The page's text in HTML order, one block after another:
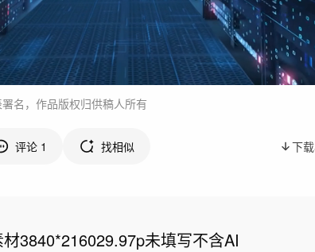
名，作品版权归供稿人所有
评论 1 找相似 下
3840*216029.97p未填写不含AI